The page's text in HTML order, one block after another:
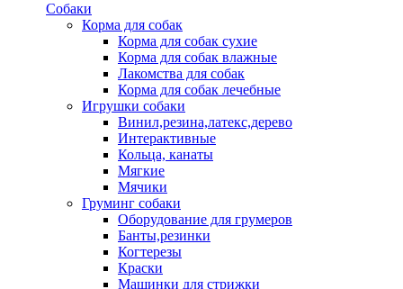
Собаки
Корма для собак
Корма для собак сухие
Корма для собак влажные
Лакомства для собак
Корма для собак лечебные
Игрушки собаки
Винил,резина,латекс,дерево
Интерактивные
Кольца, канаты
Мягкие
Мячики
Груминг собаки
Оборудование для грумеров
Банты,резинки
Когтерезы
Краски
Машинки для стрижки